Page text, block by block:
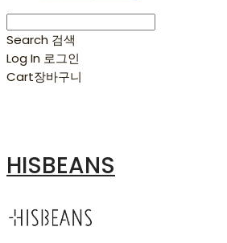
Search 검색
Log In 로그인
Cart장바구니
HISBEANS